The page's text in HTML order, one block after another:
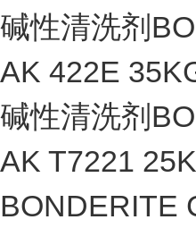
碱性清洗剂
AK 422E
碱性清洗剂
AK T7221
BONDERITE